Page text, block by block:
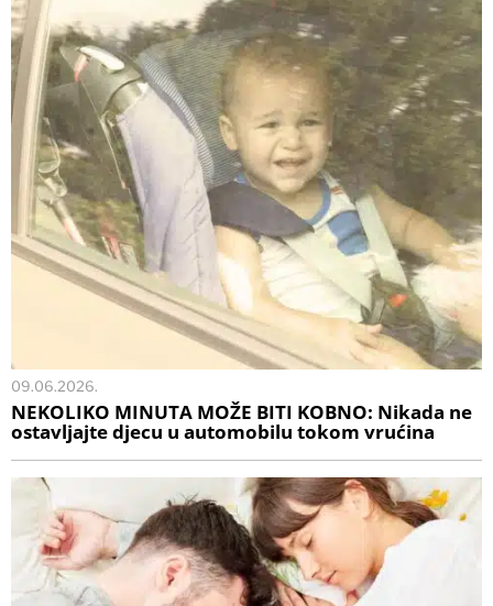
09.06.2026.
NEKOLIKO MINUTA MOŽE BITI KOBNO: Nikada ne
ostavljajte djecu u automobilu tokom vrućina